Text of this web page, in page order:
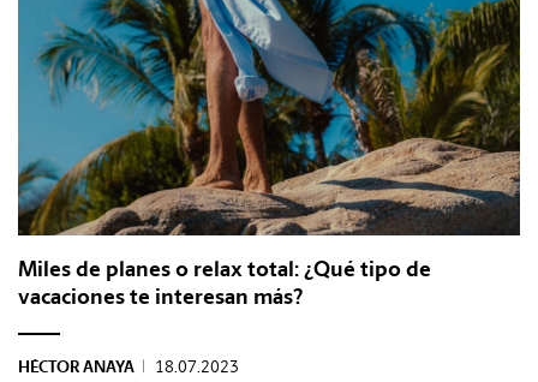
Miles de planes o relax total: ¿Qué tipo de
vacaciones te interesan más?
HÉCTOR ANAYA | 18.07.2023